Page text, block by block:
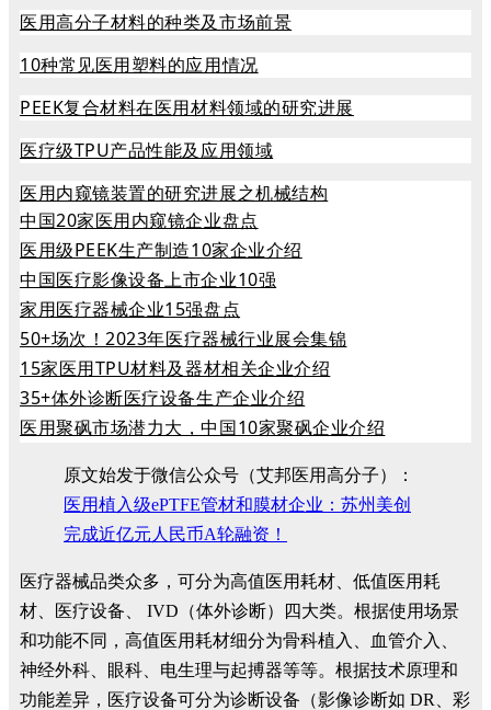
医用高分子材料的种类及市场前景
10种常见医用塑料的应用情况
PEEK复合材料在医用材料领域的研究进展
医疗级TPU产品性能及应用领域
医用内窥镜装置的研究进展之机械结构
中国20家医用内窥镜企业盘点
医用级PEEK生产制造10家企业介绍
中国医疗影像设备上市企业10强
家用医疗器械企业15强盘点
50+场次！2023年医疗器械行业展会集锦
15家医用TPU材料及器材相关企业介绍
35+体外诊断医疗设备生产企业介绍
医用聚砜市场潜力大，中国10家聚砜企业介绍
原文始发于微信公众号（艾邦医用高分子）：
医用植入级ePTFE管材和膜材企业：苏州美创
完成近亿元人民币A轮融资！
医疗器械品类众多，可分为高值医用耗材、低值医用耗
材、医疗设备、 IVD（体外诊断）四大类。根据使用场景
和功能不同，高值医用耗材细分为骨科植入、血管介入、
神经外科、眼科、电生理与起搏器等等。根据技术原理和
功能差异，医疗设备可分为诊断设备（影像诊断如 DR、彩